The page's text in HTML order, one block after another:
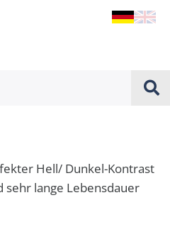
Hell/ Dunkel-Kontrast
lange Lebensdauer